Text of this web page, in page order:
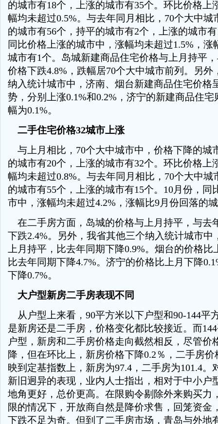
的城市有18个，上涨的城市有35个。环比价格上
幅均未超过0.5%。与去年同月相比，70个大中城
的城市有56个，持平的城市有2个，上涨的城市
同比价格上涨的城市中，涨幅均未超过1.5%，涨
城市有1个。岛城新建商品住宅价格与上月持平
价格下跌4.8%，跌幅居70个大中城市前列。另外
纳入统计城市中，济南、烟台新建商品住宅价格
势，分别上涨0.1%和0.2%，济宁的新建商品住
幅为0.1%。
二手住宅价格32城市上涨
与上月相比，70个大中城市中，价格下降的城
的城市有20个，上涨的城市有32个。环比价格上
幅均未超过0.8%。与去年同月相比，70个大中城
的城市有55个，上涨的城市有15个。10月份，同
市中，涨幅均未超过4.2%，涨幅比9月份回落的
在二手房方面，岛城的价格与上月持平，与去
下跌2.4%。另外，我省其他三个纳入统计城市中
上月持平，比去年同期下降0.9%。烟台的价格比
比去年同期下降4.7%。济宁的价格比上月下降
下降0.7%。
大户型新房二手房表现不同
从户型上来看，90平方米以下户型和90-144平
是新房还是二手房，价格变化都比较接近。而
户型，新房和二手房价格走向截然相反，尽管价
降，但在环比上，新房价格下降0.2％，二手房价
映到定基指数上，新房为97.4，二手房为101.4。
新旧迥异的表现，业内人士指出，相对于中小户
地角更好，总价更高。在限购令剔除外来购买力
限的情况下，开放商自然是降价求售，回笼资金
下跌不足为奇。但到了二手房市场，青岛与外地